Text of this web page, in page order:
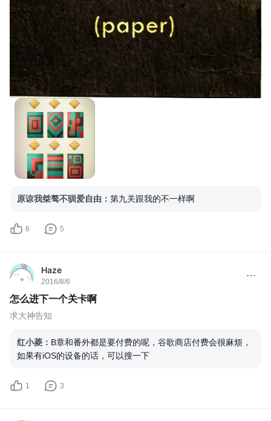
原谅我桀骜不驯爱自由 ： 第九关跟我的不一样啊
6 5
Haze
2016/8/6
怎么进下一个关卡啊
求大神告知
红小菱 ： B章和番外都是要付费的呢，谷歌商店付费会很麻烦，
如果有iOS的设备的话，可以搜一下
1 3